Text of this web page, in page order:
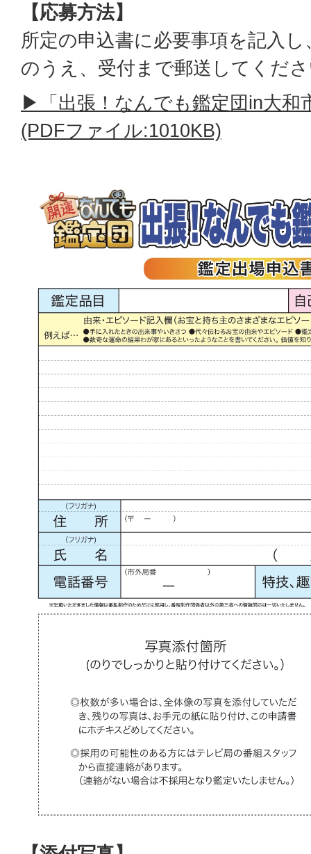
【応募方法】
所定の申込書に必要事項を記入
のうえ、受付まで郵送してくだ
▶「出張！なんでも鑑定団in大和
(PDFファイル:1010KB)